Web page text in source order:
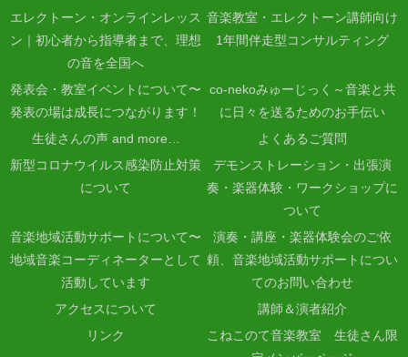
エレクトーン・オンラインレッス
ン｜初心者から指導者まで、理想
の音を全国へ
音楽教室・エレクトーン講師向け
1年間伴走型コンサルティング
発表会・教室イベントについて〜
発表の場は成長につながります！
co-nekoみゅーじっく～音楽と共
に日々を送るためのお手伝い
生徒さんの声 and more…
よくあるご質問
新型コロナウイルス感染防止対策
について
デモンストレーション・出張演
奏・楽器体験・ワークショップに
ついて
音楽地域活動サポートについて〜
地域音楽コーディネーターとして
活動しています
演奏・講座・楽器体験会のご依
頼、音楽地域活動サポートについ
てのお問い合わせ
アクセスについて
講師＆演者紹介
リンク
こねこのて音楽教室 生徒さん限